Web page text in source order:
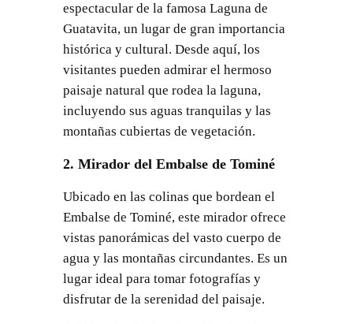
espectacular de la famosa Laguna de
Guatavita, un lugar de gran importancia
histórica y cultural. Desde aquí, los
visitantes pueden admirar el hermoso
paisaje natural que rodea la laguna,
incluyendo sus aguas tranquilas y las
montañas cubiertas de vegetación.
2. Mirador del Embalse de Tominé
Ubicado en las colinas que bordean el
Embalse de Tominé, este mirador ofrece
vistas panorámicas del vasto cuerpo de
agua y las montañas circundantes. Es un
lugar ideal para tomar fotografías y
disfrutar de la serenidad del paisaje.